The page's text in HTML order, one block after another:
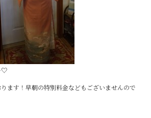
♡
ます！早朝の特別料金などもございませんので